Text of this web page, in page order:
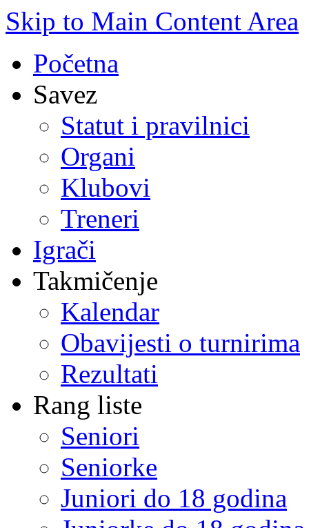
Skip to Main Content Area
Početna
Savez
Statut i pravilnici
Organi
Klubovi
Treneri
Igrači
Takmičenje
Kalendar
Obavijesti o turnirima
Rezultati
Rang liste
Seniori
Seniorke
Juniori do 18 godina